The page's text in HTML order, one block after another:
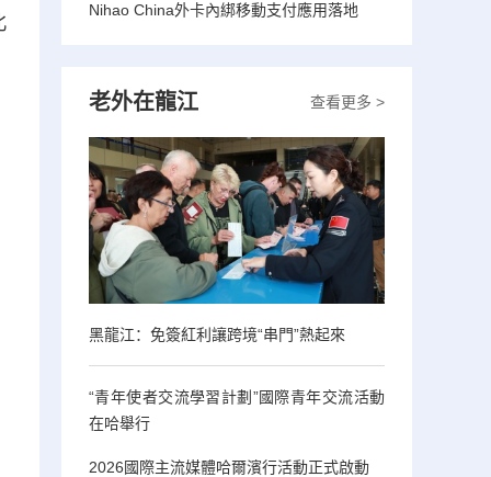
Nihao China外卡內綁移動支付應用落地
查看更多 >
老外在龍江
黑龍江：免簽紅利讓跨境“串門”熱起來
“青年使者交流學習計劃”國際青年交流活動
在哈舉行
2026國際主流媒體哈爾濱行活動正式啟動